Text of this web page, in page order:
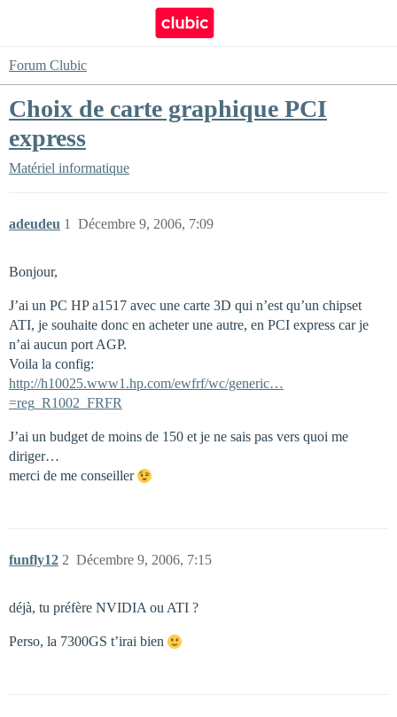
Forum Clubic
Choix de carte graphique PCI
express
Matériel informatique
adeudeu Décembre 9, 2006, 7:09
1
Bonjour,
J’ai un PC HP a1517 avec une carte 3D qui n’est qu’un chipset
ATI, je souhaite donc en acheter une autre, en PCI express car je
n’ai aucun port AGP.
Voila la config:
http://h10025.www1.hp.com/ewfrf/wc/generic…
=reg_R1002_FRFR
J’ai un budget de moins de 150 et je ne sais pas vers quoi me
diriger…
merci de me conseiller
funfly12 Décembre 9, 2006, 7:15
2
déjà, tu préfère NVIDIA ou ATI ?
Perso, la 7300GS t’irai bien